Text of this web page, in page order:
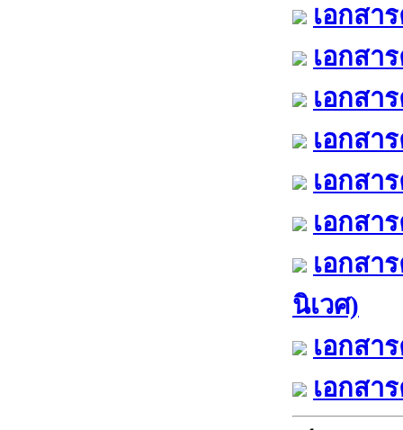
เอกสา
เอกสา
เอกสา
เอกสา
เอกสา
เอกสา
เอกสา
นิเวศ)
เอกสา
เอกสา